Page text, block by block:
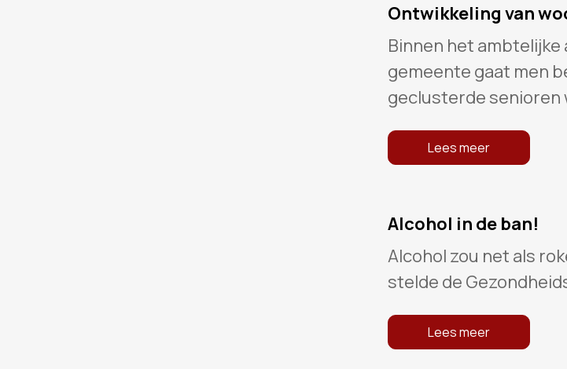
Ontwikkeling van
Binnen het ambtelijke
gemeente gaat men
geclusterde senioren
Lees meer
Alcohol in de ban!
Alcohol zou net als
stelde de
Lees meer